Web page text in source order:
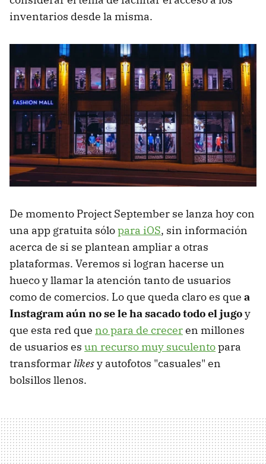
inventarios desde la misma.
De momento Project September se lanza hoy con
una app gratuita sólopara iOS, sin información
acerca de si se plantean ampliar a otras
plataformas. Veremos si logran hacerse un
hueco y llamar la atención tanto de usuarios
como de comercios. Lo que queda claro es que a
Instagram aún no se le ha sacado todo el jugoy
que esta red que no para de creceren millones
de usuarios es un recurso muy suculentopara
transformarlikesy autofotos "casuales" en
bolsillos llenos.